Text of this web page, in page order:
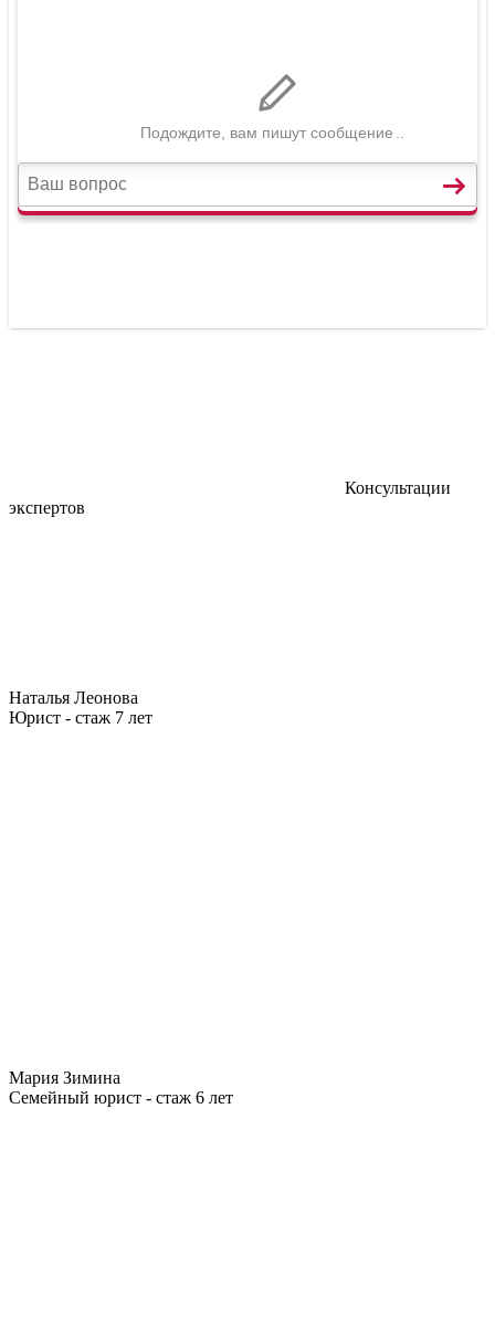
Консультации
экспертов
Наталья Леонова
Юрист - стаж 7 лет
Мария Зимина
Семейный юрист - стаж 6 лет